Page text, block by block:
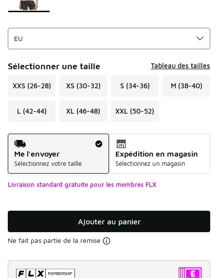
Sélectionner une taille Tableau des tailles
XXS (26-28) XS (30-32) S (34-36) M (38-40)
L (42-44) XL (46-48) XXL (50-52)
Mode d'expédition
Me l'envoyer
Sélectionnez votre taille
Expédition en magasin
Sélectionnez un magasin
Livraison standard gratuite pour les membres FLX
Ajouter au panier
Ne fait pas partie de la remise